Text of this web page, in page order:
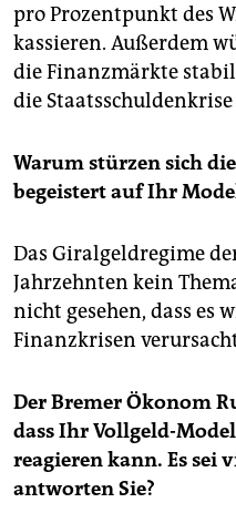
pro Prozentpunkt des
kassieren. Außerdem
die Finanzmärkte
die
Warum stürzen sich
begeistert auf Ihr
Das Giralgeldregime
Jahrzehnten kein
nicht gesehen, dass es
Finanzkrisen
Der Bremer Ökonom
dass Ihr Vollgeld-
reagieren kann. Es sei
antworten Sie?